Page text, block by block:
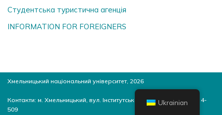
Студентська туристична агенція
INFORMATION FOR FOREIGNERS
Хмельницький національний університет, 2026
Контакти: м. Хмельницький, вул. Інститутська, 11, 4-й корпус, ауд. 4-
509
Ukrainian